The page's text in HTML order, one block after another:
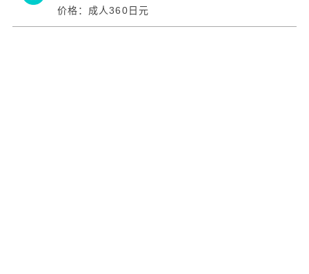
价格：成人360日元